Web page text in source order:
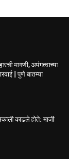
मागणी, अपंगत्वाच्या
| पुणे बातम्या
काढले होते: माजी